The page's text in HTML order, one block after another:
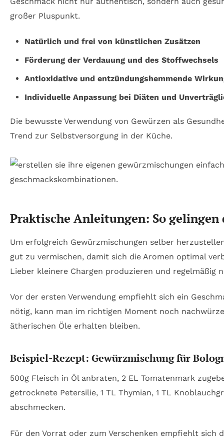
großer Pluspunkt.
Natürlich und frei von künstlichen Zusätzen
Förderung der Verdauung und des Stoffwechsels
Antioxidative und entzündungshemmende
Individuelle Anpassung bei Diäten und
Die bewusste Verwendung von Gewürzen als
Trend zur Selbstversorgung in der Küche.
Praktische Anleitungen: So
Um erfolgreich Gewürzmischungen selber
gut zu vermischen, damit sich die Aromen optimal
Lieber kleinere Chargen produzieren und regelmäßig
Vor der ersten Verwendung empfiehlt sich ein
nötig, kann man im richtigen Moment noch
ätherischen Öle erhalten bleiben.
Beispiel-Rezept: Gewürzmischung für
500g Fleisch in Öl anbraten, 2 EL Tomatenmark
getrocknete Petersilie, 1 TL Thymian, 1 TL
abschmecken.
Für den Vorrat oder zum Verschenken empfiehlt